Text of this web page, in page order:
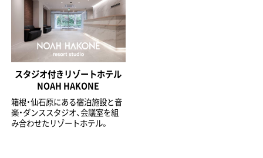
スタジオ付きリゾートホテル
NOAH HAKONE
箱根・仙石原にある宿泊施設と音
楽・ダンススタジオ、会議室を組
み合わせたリゾートホテル。